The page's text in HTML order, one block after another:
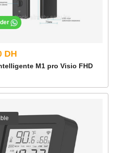
DH
M1 pro Visio FHD